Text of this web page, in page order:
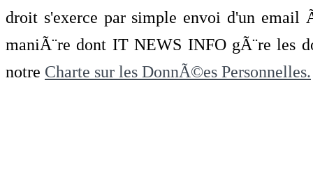
droit s'exerce par simple envoi d'un
maniÃ¨re dont IT NEWS INFO gÃ¨re les
notre Charte sur les DonnÃ©es Personnelles.